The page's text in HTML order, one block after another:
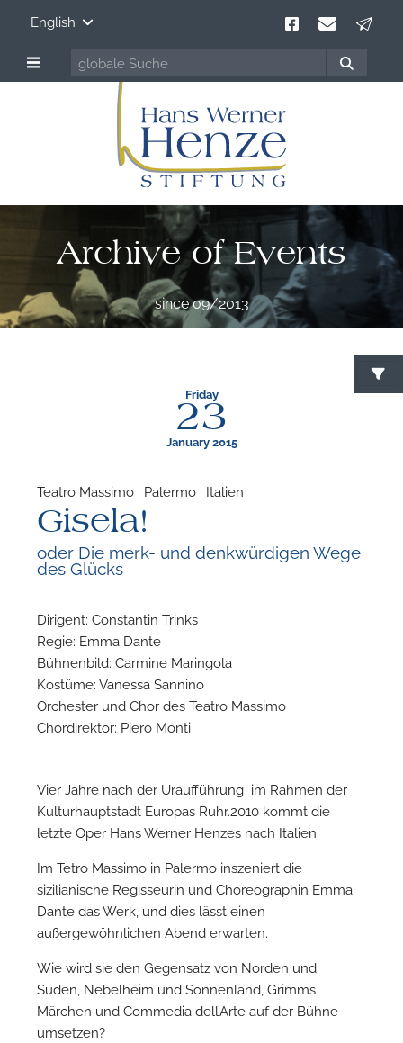
English
Archive of Events
since 09/2013
Friday
23
January 2015
Teatro Massimo · Palermo · Italien
Gisela!
oder Die merk- und denkwürdigen Wege
des Glücks
Dirigent: Constantin Trinks
Regie: Emma Dante
Bühnenbild: Carmine Maringola
Kostüme: Vanessa Sannino
Orchester und Chor des Teatro Massimo
Chordirektor: Piero Monti
Vier Jahre nach der Uraufführung im Rahmen der
Kulturhauptstadt Europas Ruhr.2010 kommt die
letzte Oper Hans Werner Henzes nach Italien.
Im Tetro Massimo in Palermo inszeniert die
sizilianische Regisseurin und Choreographin Emma
Dante das Werk, und dies lässt einen
außergewöhnlichen Abend erwarten.
Wie wird sie den Gegensatz von Norden und
Süden, Nebelheim und Sonnenland, Grimms
Märchen und Commedia dell’Arte auf der Bühne
umsetzen?